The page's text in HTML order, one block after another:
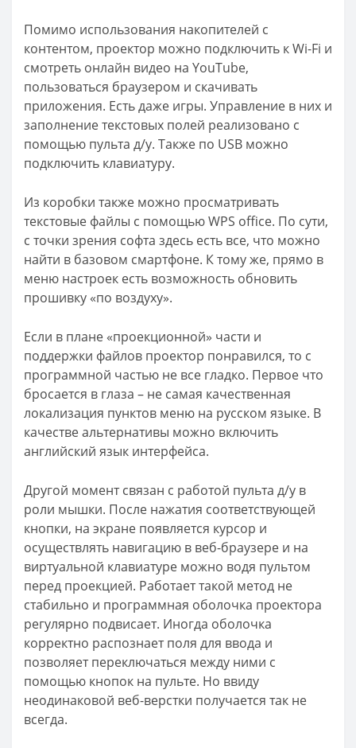
Помимо использования накопителей с
контентом, проектор можно подключить к Wi-Fi и
смотреть онлайн видео на YouTube,
пользоваться браузером и скачивать
приложения. Есть даже игры. Управление в них и
заполнение текстовых полей реализовано с
помощью пульта д/у. Также по USB можно
подключить клавиатуру.
Из коробки также можно просматривать
текстовые файлы с помощью WPS office. По сути,
с точки зрения софта здесь есть все, что можно
найти в базовом смартфоне. К тому же, прямо в
меню настроек есть возможность обновить
прошивку «по воздуху».
Если в плане «проекционной» части и
поддержки файлов проектор понравился, то с
программной частью не все гладко. Первое что
бросается в глаза – не самая качественная
локализация пунктов меню на русском языке. В
качестве альтернативы можно включить
английский язык интерфейса.
Другой момент связан с работой пульта д/у в
роли мышки. После нажатия соответствующей
кнопки, на экране появляется курсор и
осуществлять навигацию в веб-браузере и на
виртуальной клавиатуре можно водя пультом
перед проекцией. Работает такой метод не
стабильно и программная оболочка проектора
регулярно подвисает. Иногда оболочка
корректно распознает поля для ввода и
позволяет переключаться между ними с
помощью кнопок на пульте. Но ввиду
неодинаковой веб-верстки получается так не
всегда.